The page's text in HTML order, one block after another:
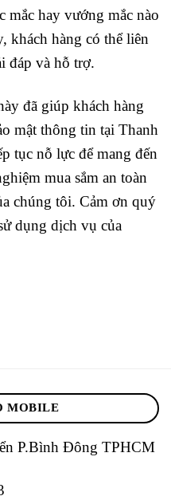
mắc hay vướng mắc nào
khách hàng có thể liên
đáp và hỗ trợ.
đã giúp khách hàng
mật thông tin tại Thanh
tục nỗ lực để mang đến
mua sắm an toàn
chúng tôi. Cảm ơn quý
dụng dịch vụ của
MOBILE
P.Bình Đông TPHCM